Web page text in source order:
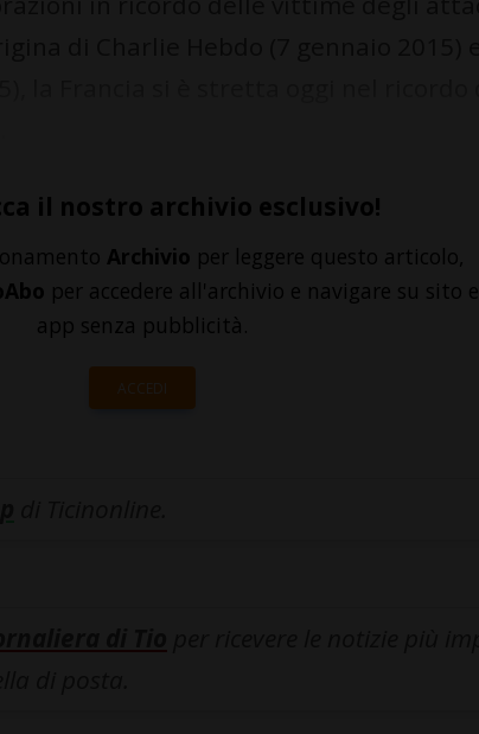
il nostro archivio esclusivo!
Archivio per leggere questo articolo,
per accedere all'archivio e navigare su sito e
app senza pubblicità.
ACCEDI